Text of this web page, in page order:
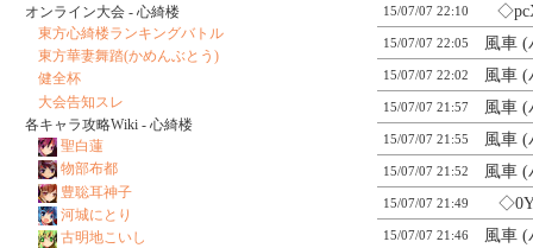
15/07/07 22:10
15/07/07 22:05 風車
15/07/07 22:02 風車
15/07/07 21:57 風車
15/07/07 21:55 風車
15/07/07 21:52 風車
15/07/07 21:49
15/07/07 21:46 風車
オンライン大会 - 心綺楼
東方心綺楼ランキングバトル
東方華妻舞踏(かめんぶとう)
健全杯
大会告知スレ
各キャラ攻略Wiki - 心綺楼
聖白蓮
物部布都
豊聡耳神子
河城にとり
古明地こいし